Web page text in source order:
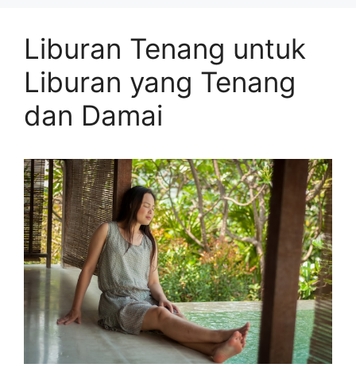
Liburan Tenang untuk
Liburan yang Tenang
dan Damai